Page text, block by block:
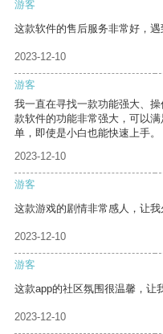
游客
这款软件的售后服务非常好，遇
2023-12-10
游客
我一直在寻找一款功能强大、
款软件的功能非常强大，可以
单，即使是小白也能快速上手。
2023-12-10
游客
这款游戏的剧情非常感人，让我
2023-12-10
游客
这款app的社区氛围很温馨，让
2023-12-10